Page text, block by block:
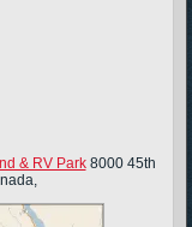
& RV Park8000 45th